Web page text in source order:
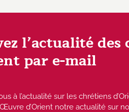
l’actualité
par e-mail
à l’actualité sur les chrétiens
d’Orient notre actualité sur